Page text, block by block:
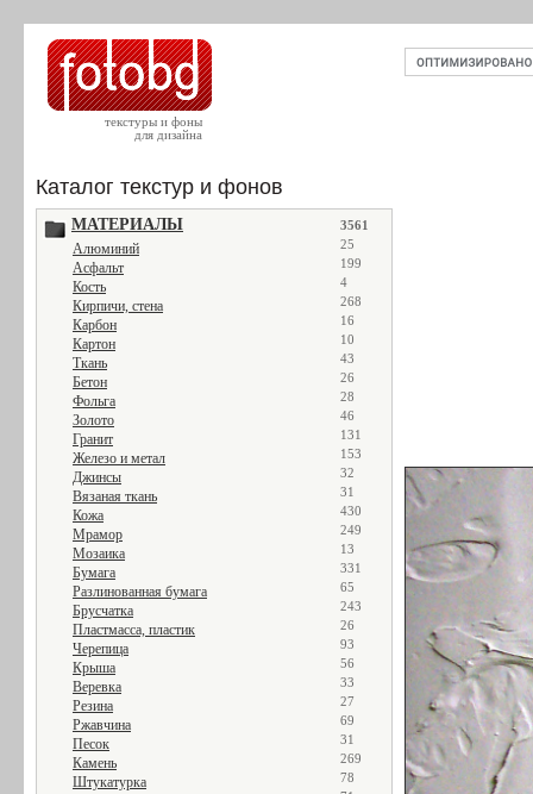
текстуры и фоны
для дизайна
Каталог текстур и фонов
МАТЕРИАЛЫ 3561
Алюминий 25
Асфальт 199
Кость 4
Кирпичи, стена 268
Карбон 16
Картон 10
Ткань 43
Бетон 26
Фольга 28
Золото 46
Гранит 131
Железо и метал 153
Джинсы 32
Вязаная ткань 31
Кожа 430
Мрамор 249
Мозаика 13
Бумага 331
Разлинованная бумага 65
Брусчатка 243
Пластмасса, пластик 26
Черепица 93
Крыша 56
Веревка 33
Резина 27
Ржавчина 69
Песок 31
Камень 269
Штукатурка 78